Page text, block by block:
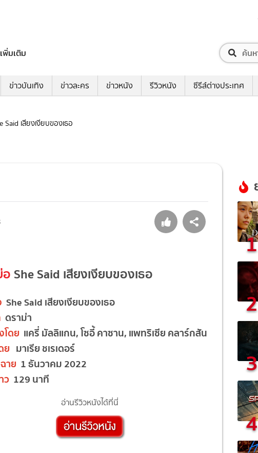
เพิ่มเติม
ข่าวบันเทิง ข่าวละคร ข่าวหนัง รีวิวหนัง ซีรีส์ต่างประเทศ
Said เสียงเงียบของเธอ
อ She Said เสียงเงียบของเธอ
She Said เสียงเงียบของเธอ
ดราม่า
โดย แครี่ มัลลิแกน, โซอี้ คาซาน, แพทริเซีย คลาร์กสัน
ย มาเรีย ชเรเดอร์
าย 1 ธันวาคม 2022
ว129 นาที
อ่านรีวิวหนังได้ที่นี่
1
2
3
4